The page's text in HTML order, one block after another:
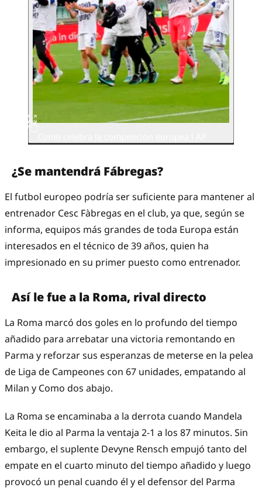
¿Se mantendrá Fábregas?
El futbol europeo podría ser suficiente para mantener al
entrenador Cesc Fàbregas en el club, ya que, según se
informa, equipos más grandes de toda Europa están
interesados en el técnico de 39 años, quien ha
impresionado en su primer puesto como entrenador.
Así le fue a la Roma, rival directo
La Roma marcó dos goles en lo profundo del tiempo
añadido para arrebatar una victoria remontando en
Parma y reforzar sus esperanzas de meterse en la pelea
de Liga de Campeones con 67 unidades, empatando al
Milan y Como dos abajo.
La Roma se encaminaba a la derrota cuando Mandela
Keita le dio al Parma la ventaja 2-1 a los 87 minutos. Sin
embargo, el suplente Devyne Rensch empujó tanto del
empate en el cuarto minuto del tiempo añadido y luego
provocó un penal cuando él y el defensor del Parma